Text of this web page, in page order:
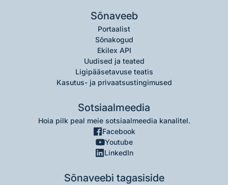
Sõnaveeb
Portaalist
Sõnakogud
Ekilex API
Uudised ja teated
Ligipääsetavuse teatis
Kasutus- ja privaatsustingimused
Sotsiaalmeedia
Hoia pilk peal meie sotsiaalmeedia kanalitel.
Facebook
Youtube
LinkedIn
Sõnaveebi tagasiside